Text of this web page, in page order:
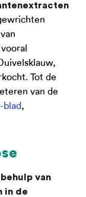
Tot de
van de
blad,
van
in de